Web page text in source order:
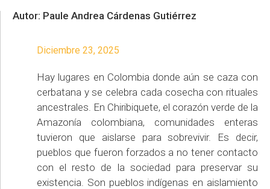
Autor: Paule Andrea Cárdenas Gutiérrez
Diciembre 23, 2025
Hay lugares en Colombia donde aún se caza con
cerbatana y se celebra cada cosecha con rituales
ancestrales. En Chiribiquete, el corazón verde de la
Amazonía colombiana, comunidades enteras
tuvieron que aislarse para sobrevivir. Es decir,
pueblos que fueron forzados a no tener contacto
con el resto de la sociedad para preservar su
existencia. Son pueblos indígenas en aislamiento